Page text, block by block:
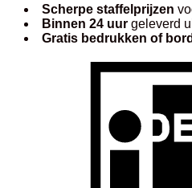
Scherpe staffelprijzen
Binnen 24 uurgeleverd
Gratis bedrukken of